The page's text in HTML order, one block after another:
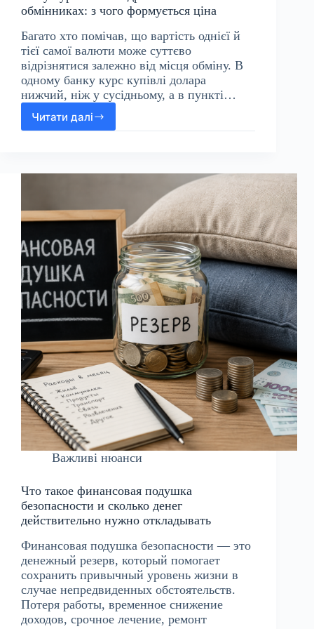
обмінниках: з чого формується ціна
Багато хто помічав, що вартість однієї й
тієї самої валюти може суттєво
відрізнятися залежно від місця обміну. В
одному банку курс купівлі долара
нижчий, ніж у сусідньому, а в пункті…
Читати далі
Чому
курс
в
обмінниках:
чого
формується
ціна
Важливі нюанси
Что такое финансовая подушка
безопасности и сколько денег
действительно нужно откладывать
Финансовая подушка безопасности — это
денежный резерв, который помогает
сохранить привычный уровень жизни в
случае непредвиденных обстоятельств.
Потеря работы, временное снижение
доходов, срочное лечение, ремонт